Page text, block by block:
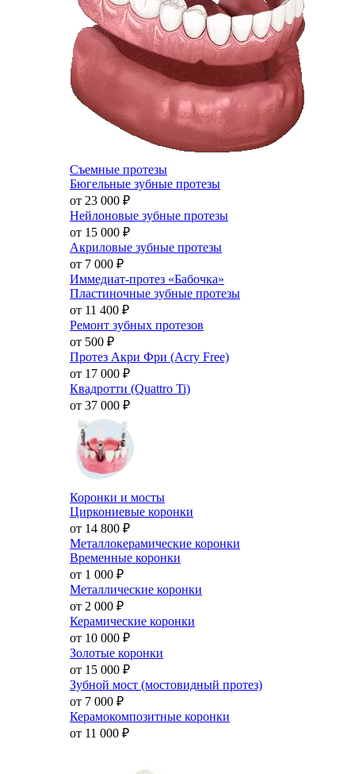
Съемные протезы
Бюгельные зубные протезы
от 23 000 ₽
Нейлоновые зубные протезы
от 15 000 ₽
Акриловые зубные протезы
от 7 000 ₽
Иммедиат-протез «Бабочка»
Пластиночные зубные протезы
от 11 400 ₽
Ремонт зубных протезов
от 500 ₽
Протез Акри Фри (Acry Free)
от 17 000 ₽
Квадротти (Quattro Ti)
от 37 000 ₽
Коронки и мосты
Циркониевые коронки
от 14 800 ₽
Металлокерамические коронки
Временные коронки
от 1 000 ₽
Металлические коронки
от 2 000 ₽
Керамические коронки
от 10 000 ₽
Золотые коронки
от 15 000 ₽
Зубной мост (мостовидный протез)
от 7 000 ₽
Керамокомпозитные коронки
от 11 000 ₽